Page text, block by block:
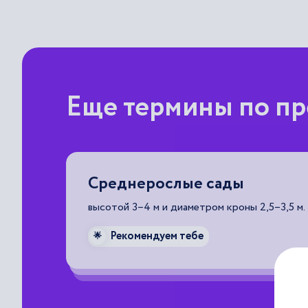
Еще термины по
Среднерослые сады
высотой 3–4 м и диаметром кроны 2,5–3,5 м.
🌟 Рекомендуем тебе